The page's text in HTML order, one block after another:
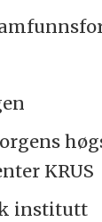
KRUS
institutt